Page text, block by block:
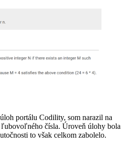
portálu Codility, som narazil na
čísla. Úroveň úlohy bola
to však celkom zabolelo.